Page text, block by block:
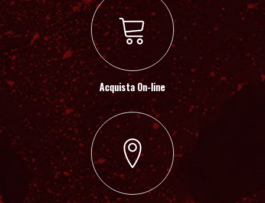
Acquista On-line